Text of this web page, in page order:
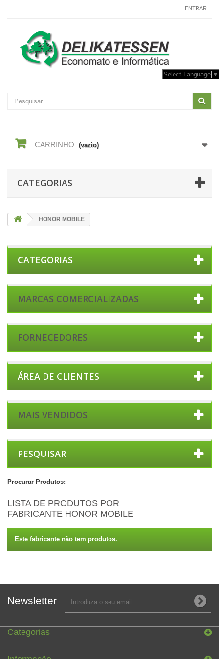
ENTRAR
Select Language ▼
CARRINHO (vazio)
CATEGORIAS
HONOR MOBILE
CATEGORIAS
MARCAS COMERCIALIZADAS
FORNECEDORES
ÁREA DE CLIENTES
MAIS VENDIDOS
PESQUISAR
Procurar Produtos:
LISTA DE PRODUTOS POR
FABRICANTE HONOR MOBILE
Este fabricante não tem produtos.
Newsletter
Categorias